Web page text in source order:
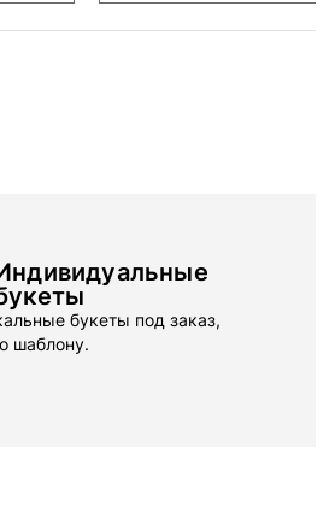
букеты под заказ,
шаблону.